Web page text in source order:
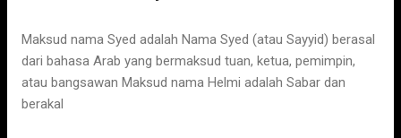
Maksud nama Syed adalah Nama Syed (atau Sayyid) berasal
dari bahasa Arab yang bermaksud tuan, ketua, pemimpin,
atau bangsawan Maksud nama Helmi adalah Sabar dan
berakal